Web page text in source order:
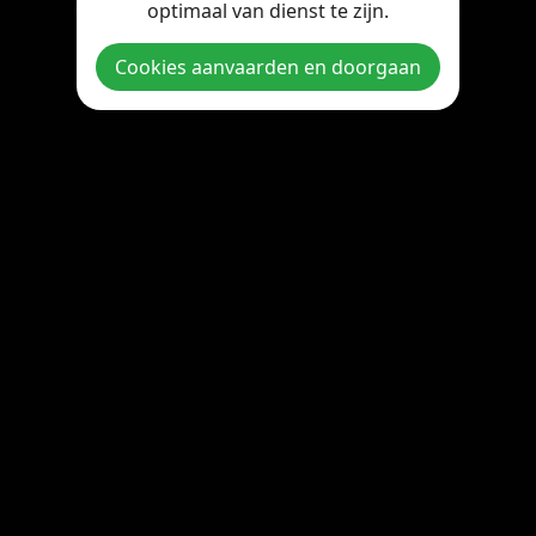
Copyright © 2026 StreamOnline.be. All rights reserved.
optimaal van dienst te zijn.
Cookies aanvaarden en doorgaan